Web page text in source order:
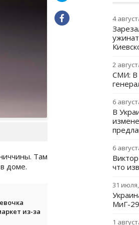
Там
доме.
из-за
4
2
СМИ: В
6
В
6
что
31
МиГ-
1